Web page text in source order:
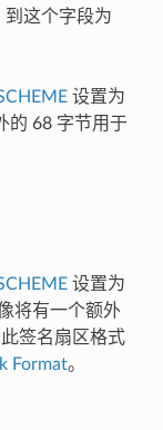
这个字段为
设置为
的 68 字节用于
设置为
将有一个额外
签名扇区格式
Format。